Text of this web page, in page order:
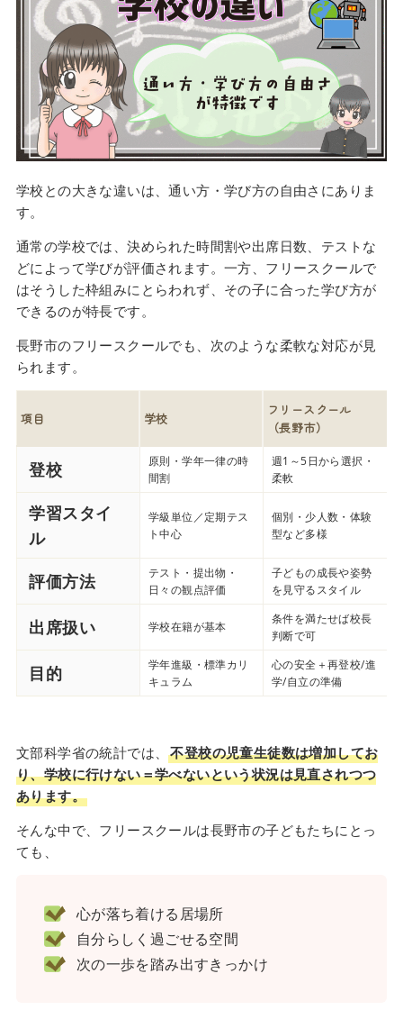
学校との大きな違いは、通い方・学び方の自由さにありま
す。
通常の学校では、決められた時間割や出席日数、テストな
どによって学びが評価されます。一方、フリースクールで
はそうした枠組みにとらわれず、その子に合った学び方が
できるのが特長です。
長野市のフリースクールでも、次のような柔軟な対応が見
られます。
項目 学校
フリースクール
（長野市）
登校
原則・学年一律の時
間割
週1～5日から選択・
柔軟
学習スタイ
ル
学級単位／定期テス
ト中心
個別・少人数・体験
型など多様
評価方法
テスト・提出物・
日々の観点評価
子どもの成長や姿勢
を見守るスタイル
出席扱い 学校在籍が基本
条件を満たせば校長
判断で可
目的
学年進級・標準カリ
キュラム
心の安全＋再登校/進
学/自立の準備
文部科学省の統計では、不登校の児童生徒数は増加してお
り、学校に行けない＝学べないという状況は見直されつつ
あります。
そんな中で、フリースクールは長野市の子どもたちにとっ
ても、
心が落ち着ける居場所
自分らしく過ごせる空間
次の一歩を踏み出すきっかけ